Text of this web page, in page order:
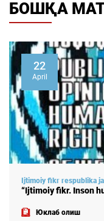
БОШҚА
22
April
Ijtimoiy fikr respublika
“Ijtimoiy fikr. Inson
Юклаб олиш